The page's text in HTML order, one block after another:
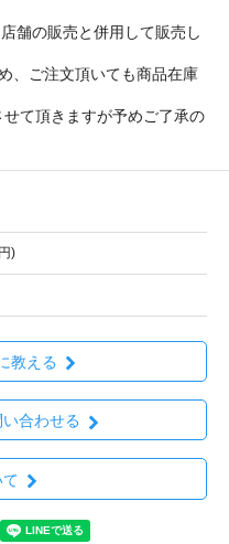
舗の販売と併用して販売し
、ご注文頂いても商品在庫
て頂きますが予めご了承の
)
教える
合わせる